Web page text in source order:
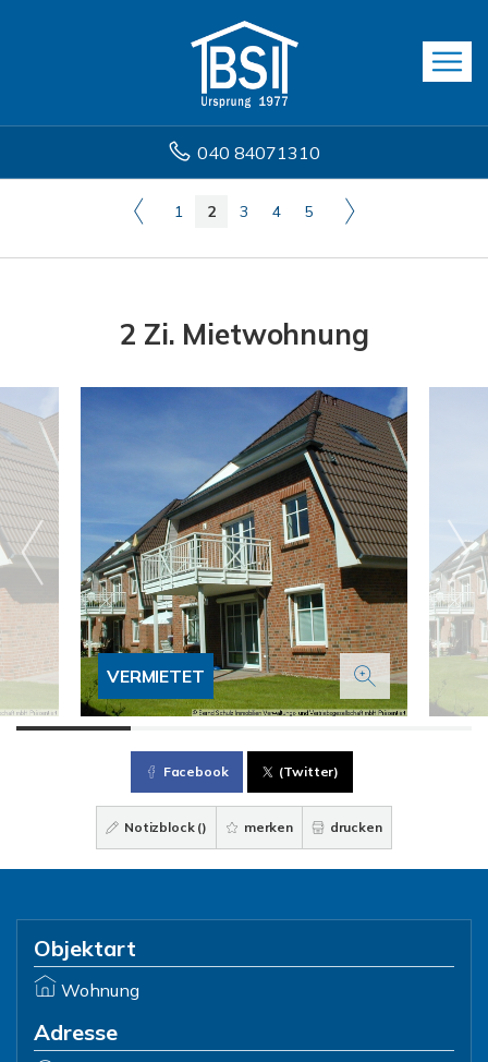
040 84071310
1 2 3 4 5
2 Zi. Mietwohnung
VERMIETET
Facebook (Twitter)
Notizblock () merken drucken
Objektart
Wohnung
Adresse